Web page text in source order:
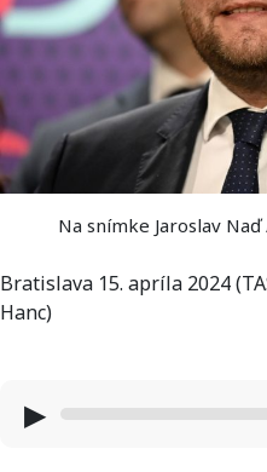
Na snímke Jaroslav
Bratislava 15. apríla 2024
Hanc)
▶